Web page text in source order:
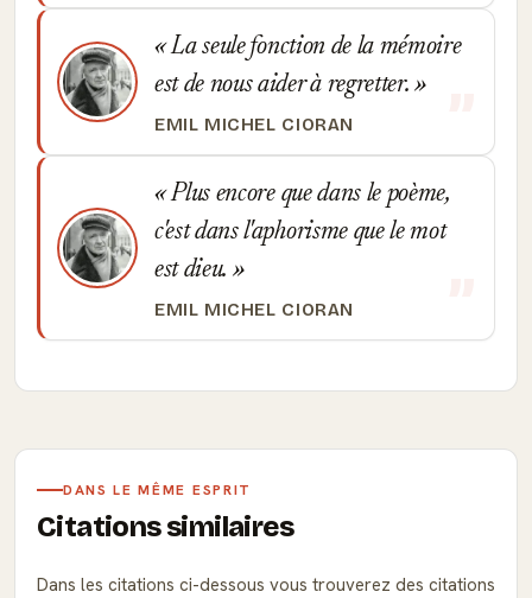
La seule fonction de la mémoire
est de nous aider à regretter.
EMIL MICHEL CIORAN
Plus encore que dans le poème,
c'est dans l'aphorisme que le mot
est dieu.
EMIL MICHEL CIORAN
DANS LE MÊME ESPRIT
Citations similaires
Dans les citations ci-dessous vous trouverez des citations